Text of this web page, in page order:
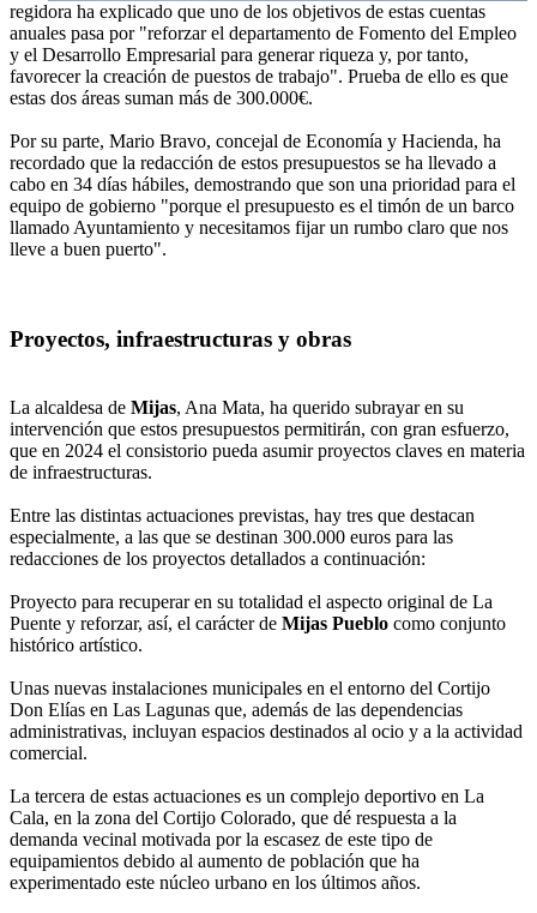
regidora ha explicado que uno de los objetivos de estas cuentas
anuales pasa por "reforzar el departamento de Fomento del Empleo
y el Desarrollo Empresarial para generar riqueza y, por tanto,
favorecer la creación de puestos de trabajo". Prueba de ello es que
estas dos áreas suman más de 300.000€.
Por su parte, Mario Bravo, concejal de Economía y Hacienda, ha
recordado que la redacción de estos presupuestos se ha llevado a
cabo en 34 días hábiles, demostrando que son una prioridad para el
equipo de gobierno "porque el presupuesto es el timón de un barco
llamado Ayuntamiento y necesitamos fijar un rumbo claro que nos
lleve a buen puerto".
Proyectos, infraestructuras y obras
La alcaldesa de Mijas, Ana Mata, ha querido subrayar en su
intervención que estos presupuestos permitirán, con gran esfuerzo,
que en 2024 el consistorio pueda asumir proyectos claves en materia
de infraestructuras.
Entre las distintas actuaciones previstas, hay tres que destacan
especialmente, a las que se destinan 300.000 euros para las
redacciones de los proyectos detallados a continuación:
Proyecto para recuperar en su totalidad el aspecto original de La
Puente y reforzar, así, el carácter de Mijas Pueblo como conjunto
histórico artístico.
Unas nuevas instalaciones municipales en el entorno del Cortijo
Don Elías en Las Lagunas que, además de las dependencias
administrativas, incluyan espacios destinados al ocio y a la actividad
comercial.
La tercera de estas actuaciones es un complejo deportivo en La
Cala, en la zona del Cortijo Colorado, que dé respuesta a la
demanda vecinal motivada por la escasez de este tipo de
equipamientos debido al aumento de población que ha
experimentado este núcleo urbano en los últimos años.